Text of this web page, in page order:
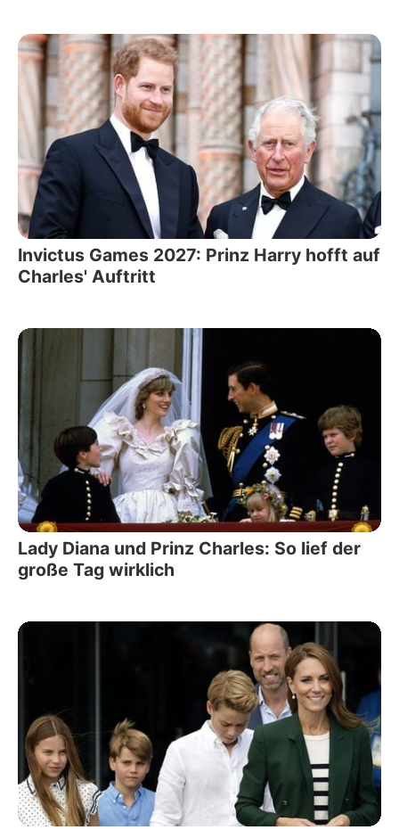
Invictus Games 2027: Prinz Harry hofft auf
Charles' Auftritt
Lady Diana und Prinz Charles: So lief der
große Tag wirklich